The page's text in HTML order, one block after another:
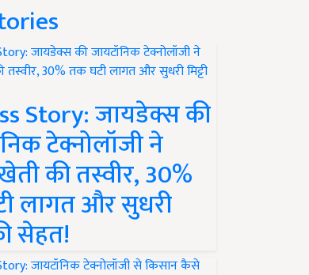
Story: जायडेक्स की
टेक्नोलॉजी ने
की तस्वीर, 30%
लागत और सुधरी
सेहत!